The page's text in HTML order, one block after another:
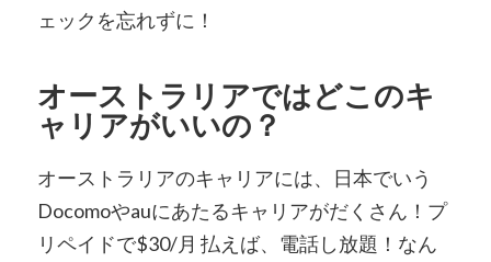
ェックを忘れずに！
オーストラリアではどこのキ
ャリアがいいの？
オーストラリアのキャリアには、日本でいう
Docomoやauにあたるキャリアがだくさん！ プ
リペイドで$30/月 払えば、電話し放題！なん